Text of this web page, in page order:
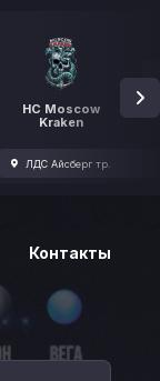
HC Moscow
Kraken
1
ЛДС Айсберг тр.
Контакты